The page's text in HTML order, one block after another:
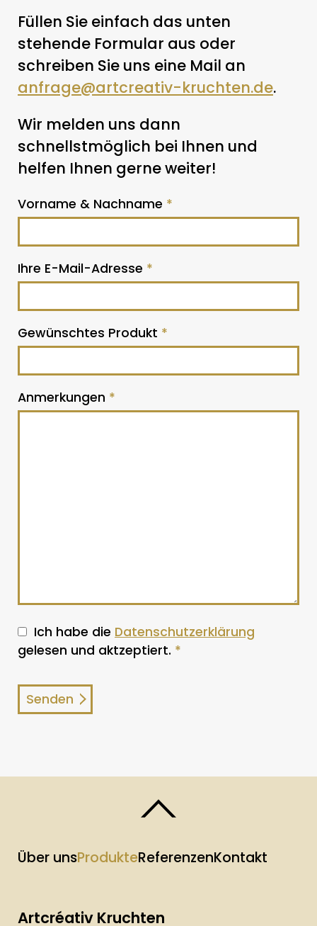
Füllen Sie einfach das unten
stehende Formular aus oder
schreiben Sie uns eine Mail an
anfrage@artcreativ-kruchten.de.
Wir melden uns dann
schnellstmöglich bei Ihnen und
helfen Ihnen gerne weiter!
Vorname & Nachname *
Ihre E-Mail-Adresse *
Gewünschtes Produkt *
Anmerkungen *
Ich habe die Datenschutzerklärung
gelesen und aktzeptiert. *
Artcréativ Kruchten
Über unsProdukteReferenzenKontakt